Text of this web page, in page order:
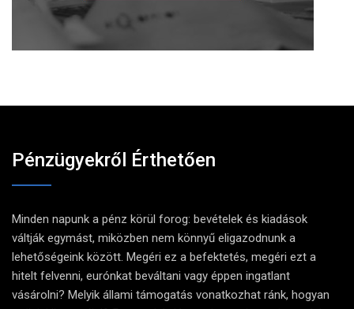
Pénzügyekről Érthetően
Minden napunk a pénz körül forog: bevételek és kiadások
váltják egymást, miközben nem könnyű eligazodnunk a
lehetőségeink között. Megéri ez a befektetés, megéri ezt a
hitelt felvenni, eurónkat beváltani vagy éppen ingatlant
vásárolni? Melyik állami támogatás vonatkozhat ránk, hogyan